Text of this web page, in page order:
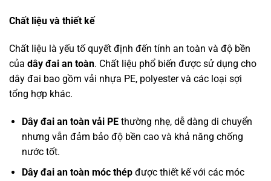
Chất liệu và thiết kế
Chất liệu là yếu tố quyết định đến tính an toàn và độ bền
của dây đai an toàn. Chất liệu phổ biến được sử dụng cho
dây đai bao gồm vải nhựa PE, polyester và các loại sợi
tổng hợp khác.
Dây đai an toàn vải PEthường nhẹ, dễ dàng di chuyển
nhưng vẫn đảm bảo độ bền cao và khả năng chống
nước tốt.
Dây đai an toàn móc thépđược thiết kế với các móc